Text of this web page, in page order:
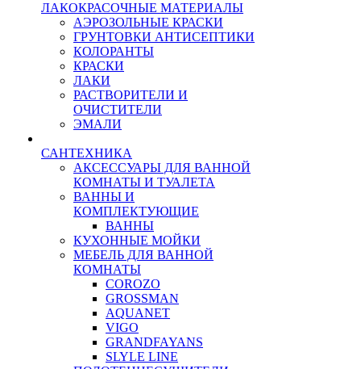
ЛАКОКРАСОЧНЫЕ МАТЕРИАЛЫ
АЭРОЗОЛЬНЫЕ КРАСКИ
ГРУНТОВКИ АНТИСЕПТИКИ
КОЛОРАНТЫ
КРАСКИ
ЛАКИ
РАСТВОРИТЕЛИ И
ОЧИСТИТЕЛИ
ЭМАЛИ
САНТЕХНИКА
АКСЕССУАРЫ ДЛЯ ВАННОЙ
КОМНАТЫ И ТУАЛЕТА
ВАННЫ И
КОМПЛЕКТУЮЩИЕ
ВАННЫ
КУХОННЫЕ МОЙКИ
МЕБЕЛЬ ДЛЯ ВАННОЙ
КОМНАТЫ
COROZO
GROSSMAN
AQUANET
VIGO
GRANDFAYANS
SLYLE LINE